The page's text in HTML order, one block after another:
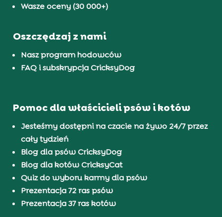
Wasze oceny (30 000+)
Oszczędzaj z nami
Nasz program hodowców
FAQ i subskrypcja CricksyDog
Pomoc dla właścicieli psów i kotów
Jesteśmy dostępni na czacie na żywo 24/7 przez
cały tydzień
Blog dla psów CricksyDog
Blog dla kotów CricksyCat
Quiz do wyboru karmy dla psów
Prezentacja 72 ras psów
Prezentacja 37 ras kotów